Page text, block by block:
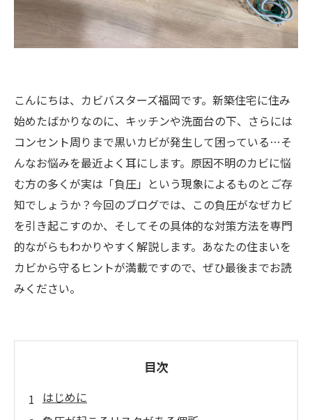
こんにちは、カビバスターズ福岡です。新築住宅に住み
始めたばかりなのに、キッチンや洗面台の下、さらには
コンセント周りまで黒いカビが発生して困っている…そ
んなお悩みを最近よく耳にします。原因不明のカビに悩
む方の多くが実は「負圧」という現象によるものとご存
知でしょうか？今回のブログでは、この負圧がなぜカビ
を引き起こすのか、そしてその具体的な対策方法を専門
的ながらもわかりやすく解説します。あなたの住まいを
カビから守るヒントが満載ですので、ぜひ最後までお読
みください。
目次
はじめに